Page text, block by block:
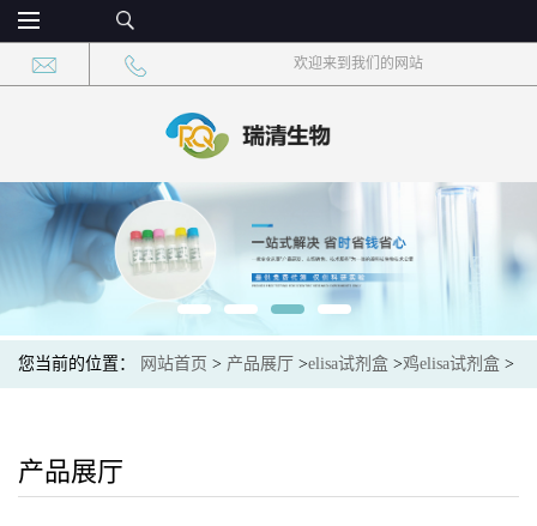
欢迎来到我们的网站
您当前的位置： 网站首页 > 产品展厅 >elisa试剂盒 >鸡elisa试剂盒 >
产品展厅